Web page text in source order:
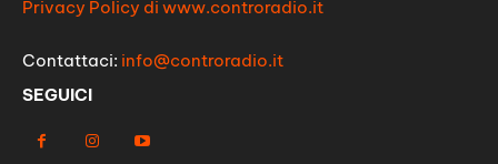
Privacy Policy di www.controradio.it
Contattaci: info@controradio.it
SEGUICI